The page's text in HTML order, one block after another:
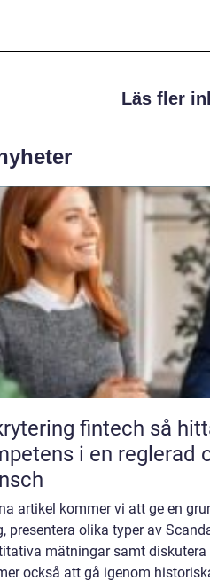
Läs fler
fintech så hittar bolag rätt
i en reglerad
artikel kommer vi att ge en
presentera olika typer av
mätningar samt
också att gå igenom